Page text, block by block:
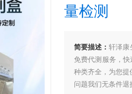
量检测
简要描述：轩泽康
免费代测服务，
种类齐全，为您
问题我们无条件